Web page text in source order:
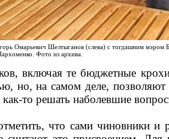
Омарьевич Шелтыганов (слева) с тогдашним мэром
Фото из архива.
включая те бюджетные
но, на самом деле,
как-то решать наболевшие
что сами чиновники и